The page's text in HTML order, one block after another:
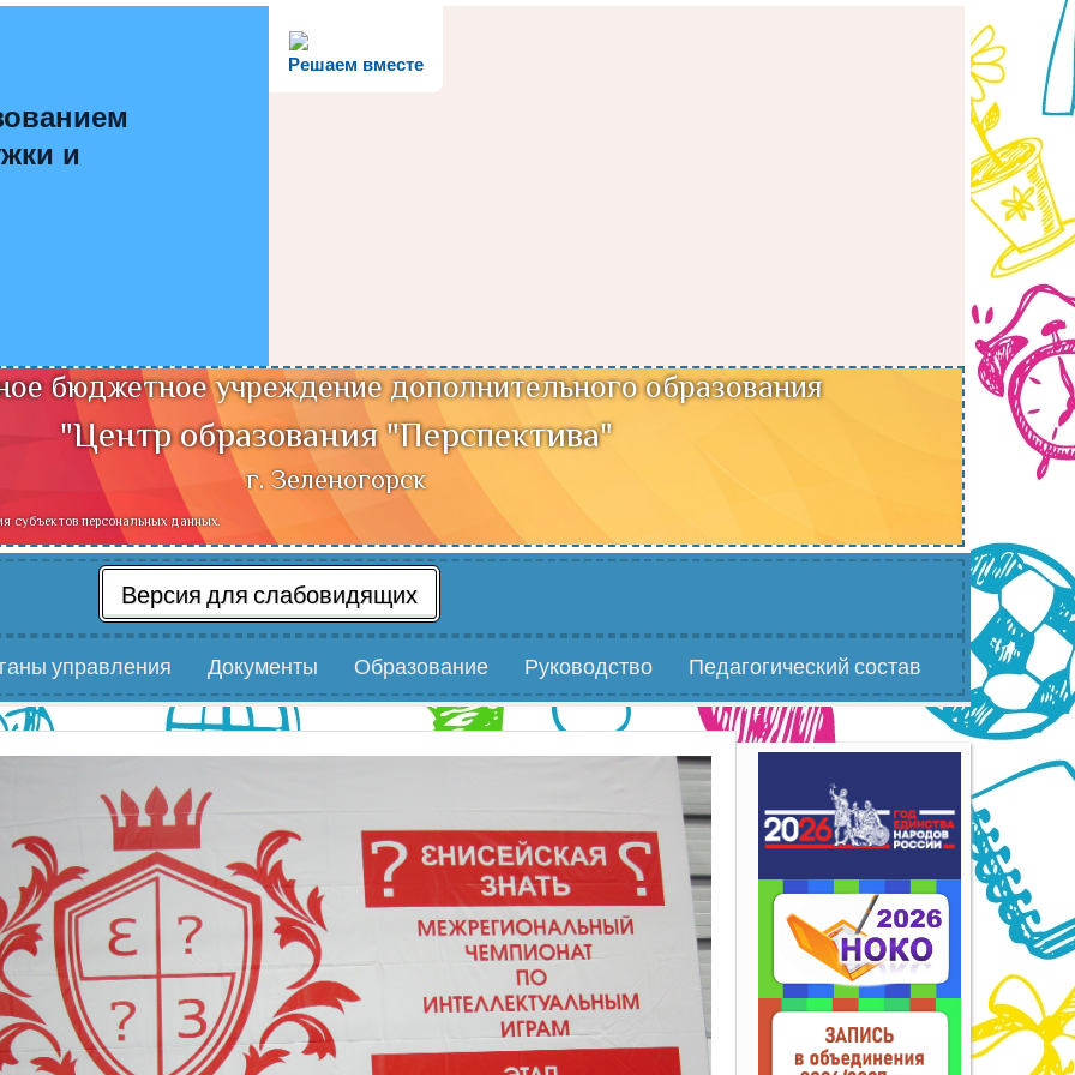
Решаем вместе
и
бюджетное учреждение дополнительного образования
"Центр образования "Перспектива"
г. Зеленогорск
субъектов персональных данных.
Версия для слабовидящих
управления Документы Образование Руководство Педагогический состав